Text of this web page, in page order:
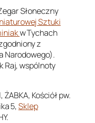
Słoneczny
Sztuki
w Tychach
z
Narodowego).
Raj, wspólnoty
Kościół pw.
5,Sklep